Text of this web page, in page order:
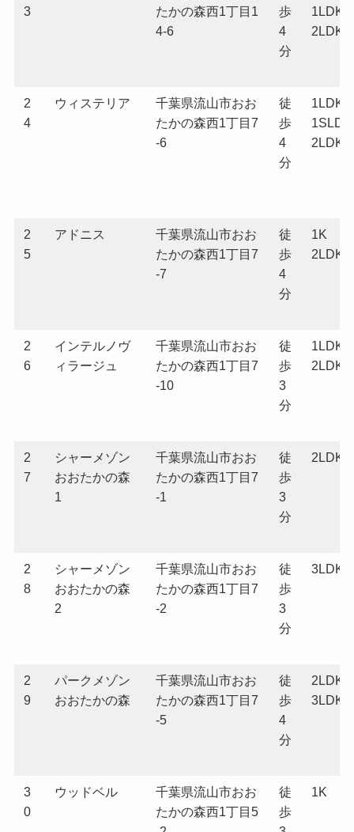
3
たかの森西1丁目1
4-6
歩
4
分
1LDK
2LDK
2
4
ウィステリア
千葉県流山市おお
たかの森西1丁目7
-6
徒
歩
4
分
1LDK
1SLDK
2LDK
2
5
アドニス
千葉県流山市おお
たかの森西1丁目7
-7
徒
歩
4
分
1K
2LDK
2
6
インテルノヴ
ィラージュ
千葉県流山市おお
たかの森西1丁目7
-10
徒
歩
3
分
1LDK
2LDK
2
7
シャーメゾン
おおたかの森
1
千葉県流山市おお
たかの森西1丁目7
-1
徒
歩
3
分
2LDK
2
8
シャーメゾン
おおたかの森
2
千葉県流山市おお
たかの森西1丁目7
-2
徒
歩
3
分
3LDK
2
9
パークメゾン
おおたかの森
千葉県流山市おお
たかの森西1丁目7
-5
徒
歩
4
分
2LDK
3LDK
3
0
ウッドベル
千葉県流山市おお
たかの森西1丁目5
徒
歩
1K